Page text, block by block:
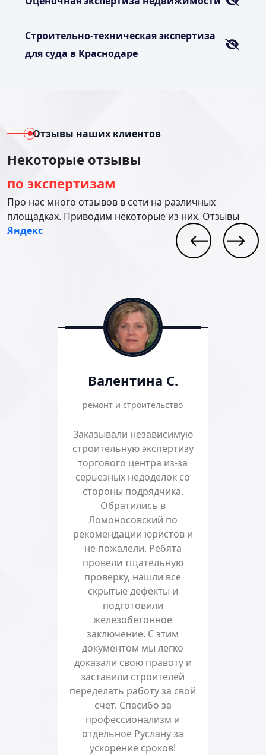
Строительно-техническая экспертиза
для суда в Краснодаре
Отзывы наших клиентов
Некоторые отзывы
по экспертизам
Про нас много отзывов в сети на различных
площадках. Приводим некоторые из них. Отзывы
Яндекс
Валентина С.
ремонт и строительство
Заказывали независимую
строительную экспертизу
торгового центра из-за
серьезных недоделок со
стороны подрядчика.
Обратились в
Ломоносовский по
рекомендации юристов и
не пожалели. Ребята
провели тщательную
проверку, нашли все
скрытые дефекты и
подготовили
железобетонное
заключение. С этим
документом мы легко
доказали свою правоту и
заставили строителей
переделать работу за свой
счет. Спасибо за
профессионализм и
отдельное Руслану за
ускорение сроков!